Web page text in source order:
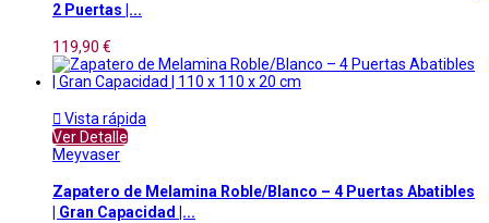
2 Puertas |...
119,90 €
 Vista rápida
Ver Detalle
Meyvaser
Zapatero de Melamina Roble/Blanco – 4 Puertas Abatibles
| Gran Capacidad |...